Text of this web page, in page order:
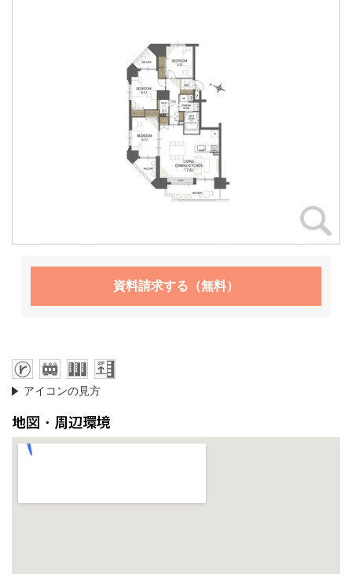
資料請求する（無料）
アイコンの見方